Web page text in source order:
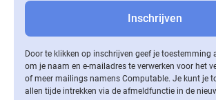
Door te klikken op inschrijven geef je toestemming
om je naam en e-mailadres te verwerken voor het
of meer mailings namens Computable. Je kunt je
allen tijde intrekken via de af­meld­func­tie in de